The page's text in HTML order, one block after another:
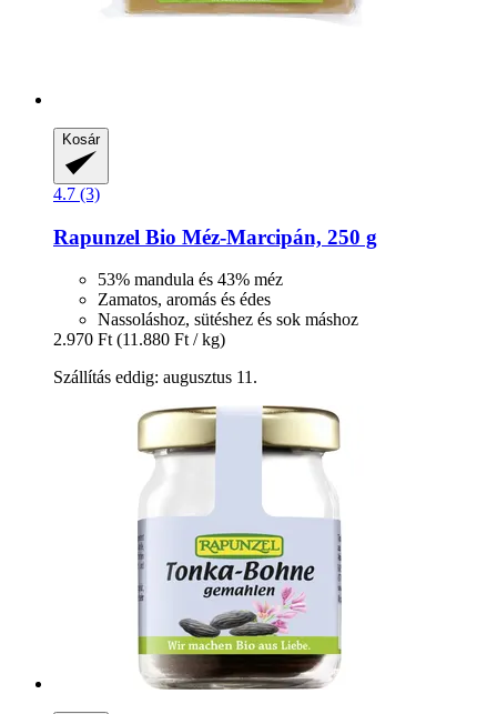
Kosár
4.7 (3)
Rapunzel Bio Méz-​Marcipán, 250 g
53% mandula és 43% méz
Zamatos, aromás és édes
Nassoláshoz, sütéshez és sok máshoz
2.970 Ft (11.880 Ft / kg)
Szállítás eddig: augusztus 11.